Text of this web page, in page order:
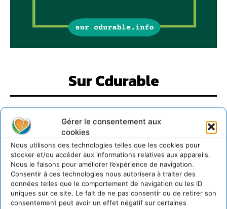
Gérer le consentement aux
cookies
Nous utilisons des technologies telles que les cookies pour
stocker et/ou accéder aux informations relatives aux appareils.
Nous le faisons pour améliorer l’expérience de navigation.
Consentir à ces technologies nous autorisera à traiter des
données telles que le comportement de navigation ou les ID
uniques sur ce site. Le fait de ne pas consentir ou de retirer son
consentement peut avoir un effet négatif sur certaines
Sur Cdurable
hydrique et déréglé tout le territoire (2020-2026)
2 août 2026
Développer notre attention aux espèces vivantes
non humaines avec les communs de Zoepolis
30 juillet 2026
Un kit citoyen pour lever les freins au
développement des forêts comestibles dans nos
villes